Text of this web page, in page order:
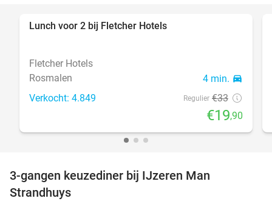
Lunch voor 2 bij Fletcher Hotels
Fletcher Hotels
Rosmalen
4 min. directions_car
Verkocht: 4.849 Regulier €33
€19,90
3-gangen keuzediner bij IJzeren Man
Strandhuys